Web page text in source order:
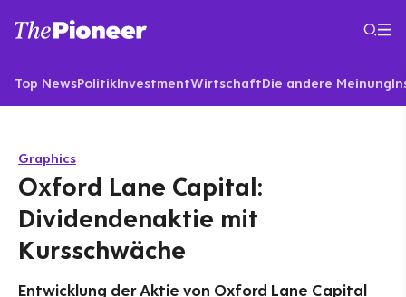
Top NewsPolitikInvestmentWirtschaftDie andere Meinung
Graphics
Oxford Lane Capital:
Dividendenaktie mit
Kursschwäche
Entwicklung der Aktie von Oxford Lane Capital